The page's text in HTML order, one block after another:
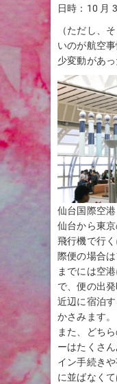
日時：10 月
（ただし、
いのが航空
少変動があ
仙台国際空
仙台から東
飛行機で行
際便の場合
までには空
で、便の出
近辺に宿泊
かさみます。
また、どち
ーはたくさ
イン手続き
に並ばなく